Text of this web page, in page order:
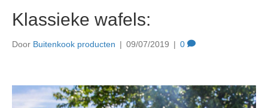
Klassieke wafels:
Door Buitenkook producten | 09/07/2019 | 0